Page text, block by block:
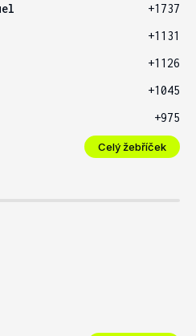
+1737
+1131
+1126
+1045
+975
Celý žebříček